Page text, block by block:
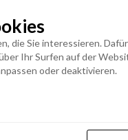
die Sie interessieren.
Ihr Surfen auf der
oder deaktivieren.